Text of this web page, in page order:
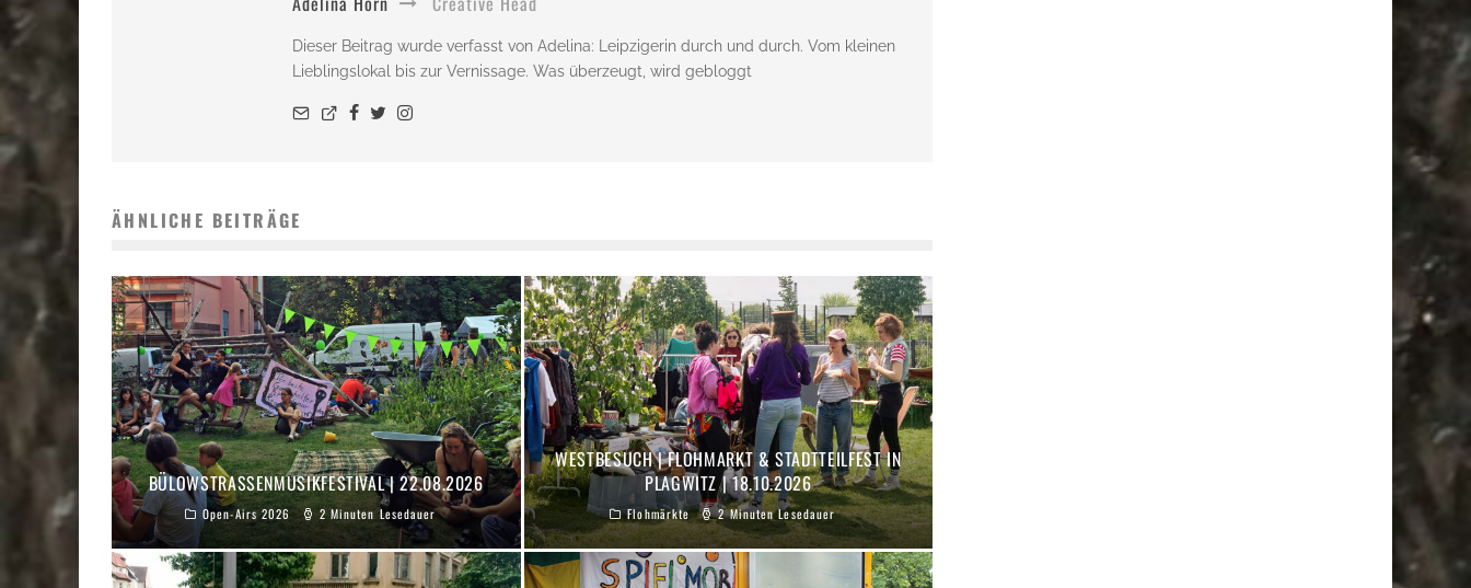
Dieser Beitrag wurde verfasst von Adelina: Leipzigerin durch und durch. Vom kleinen
Lieblingslokal bis zur Vernissage. Was überzeugt, wird gebloggt
ÄHNLICHE BEITRÄGE
BÜLOWSTRASSENMUSIKFESTIVAL | 22.08.2026
Open-Airs 2026 2 Minuten Lesedauer
WESTBESUCH | FLOHMARKT & STADTTEILFEST IN
PLAGWITZ | 18.10.2026
Flohmärkte 2 Minuten Lesedauer